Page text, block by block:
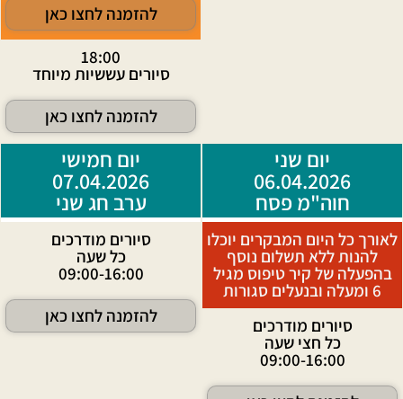
להזמנה לחצו כאן
18:00
סיורים עששיות מיוחד
להזמנה לחצו כאן
יום שני
06.04.2026
חוה"מ פסח
לאורך כל היום המבקרים יוכלו
להנות ללא תשלום נוסף
בהפעלה של קיר טיפוס מגיל
6 ומעלה ובנעלים סגורות
סיורים מודרכים
כל חצי שעה
09:00-16:00
יום חמישי
07.04.2026
ערב חג שני
סיורים מודרכים
כל שעה
09:00-16:00
להזמנה לחצו כאן